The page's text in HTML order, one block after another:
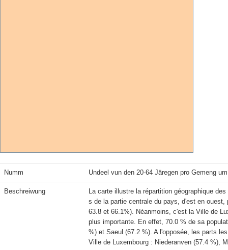
Numm Undeel vun den 20-64 Järegen pro Gemeng
Beschreiwung
La carte illustre la répartition géographique
s de la partie centrale du pays, d'est en
63.8 et 66.1%). Néanmoins, c'est la Ville de
plus importante. En effet, 70.0 % de sa
%) et Saeul (67.2 %). A l'opposée, les parts
Ville de Luxembourg : Niederanven (57.4 %),